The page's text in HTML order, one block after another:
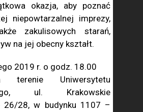
okazja, aby poznać
niepowtarzalnej imprezy,
zakulisowych starań,
na jej obecny kształt.
2019 r. o godz. 18.00
Uniwersytetu
ul. Krakowskie
26/28, w budynku 1107 –